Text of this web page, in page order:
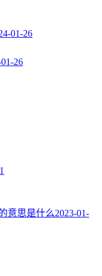
01-26
26
意思是什么2023-01-